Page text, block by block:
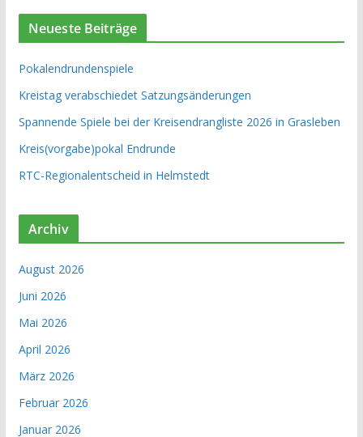
Neueste Beiträge
Pokalendrundenspiele
Kreistag verabschiedet Satzungsänderungen
Spannende Spiele bei der Kreisendrangliste 2026 in Grasleben
Kreis(vorgabe)pokal Endrunde
RTC-Regionalentscheid in Helmstedt
Archiv
August 2026
Juni 2026
Mai 2026
April 2026
März 2026
Februar 2026
Januar 2026